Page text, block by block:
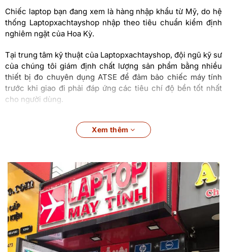
Chiếc laptop bạn đang xem là hàng nhập khẩu từ Mỹ, do hệ
thống Laptopxachtayshop nhập theo tiêu chuẩn kiểm định
nghiêm ngặt của Hoa Kỳ.
Tại trung tâm kỹ thuật của Laptopxachtayshop, đội ngũ kỹ sư
của chúng tôi giám định chất lượng sản phẩm bằng nhiều
thiết bị đo chuyên dụng ATSE để đảm bảo chiếc máy tính
trước khi giao đi phải đáp ứng các tiêu chí độ bền tốt nhất
cho người dùng.
Laptop HP EliteBook 840 G8 tại
Laptopxachtayshop.com
chiếc máy tính xách tay đẳng cấp doanh nhân: Mạnh mẽ về
hiệu suất, tăng tốc đáp ứng giải quyết công việc nhanh
mượt, bảo mật tăng cường an toàn dữ liệu. Thời
lượng Pin bền bỉ mạnh mẽ. Thiết kế siêu nhẹ cân nặng chỉ
1.3kg sẵn sàng di chuyển cùng bạn.
Xem thêm